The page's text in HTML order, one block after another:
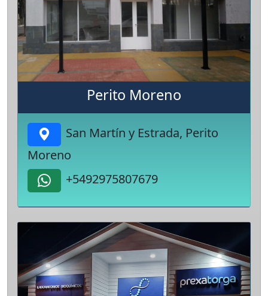
Perito Moreno
San Martín y Estrada, Perito
Moreno
+5492975807679